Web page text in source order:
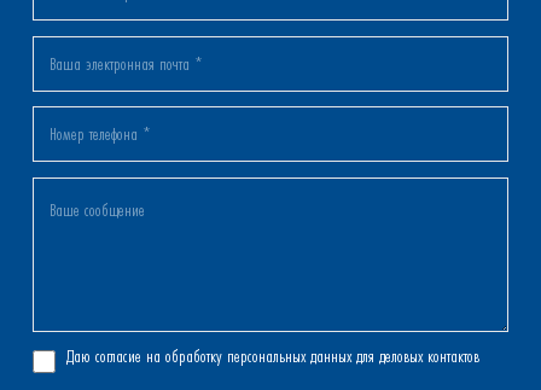
Даю согласие на обработку персональных данных для деловых контактов